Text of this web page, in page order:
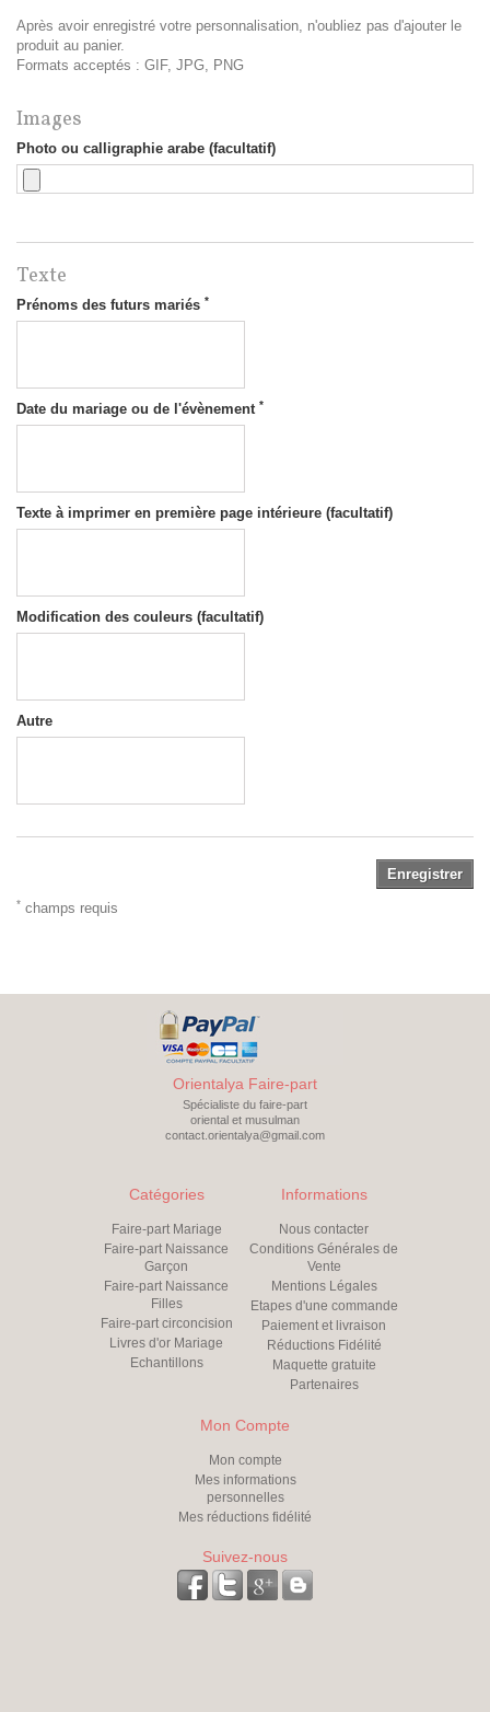
Après avoir enregistré votre personnalisation, n'oubliez pas d'ajouter le
produit au panier.
Formats acceptés : GIF, JPG, PNG
Images
Photo ou calligraphie arabe (facultatif)
Texte
Prénoms des futurs mariés *
Date du mariage ou de l'évènement *
Texte à imprimer en première page intérieure (facultatif)
Modification des couleurs (facultatif)
Autre
Enregistrer
* champs requis
Orientalya Faire-part
Spécialiste du faire-part
oriental et musulman
contact.orientalya@gmail.com
Catégories
Faire-part Mariage
Faire-part Naissance
Garçon
Faire-part Naissance
Filles
Faire-part circoncision
Livres d'or Mariage
Echantillons
Informations
Nous contacter
Conditions Générales de
Vente
Mentions Légales
Etapes d'une commande
Paiement et livraison
Réductions Fidélité
Maquette gratuite
Partenaires
Mon Compte
Mon compte
Mes informations
personnelles
Mes réductions fidélité
Suivez-nous